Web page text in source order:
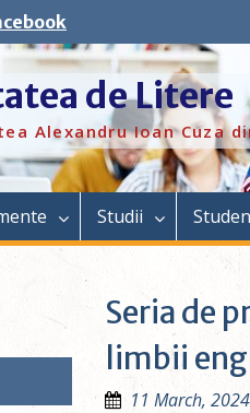
de Litere
Alexandru Ioan Cuza
Studii
Seria de
limbii
11 March, 2024